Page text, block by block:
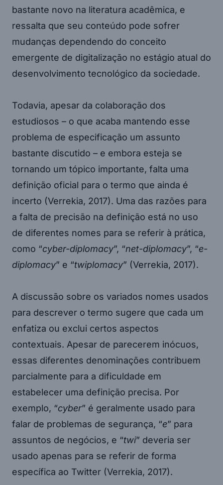
bastante novo na literatura acadêmica, e
ressalta que seu conteúdo pode sofrer
mudanças dependendo do conceito
emergente de digitalização no estágio atual do
desenvolvimento tecnológico da sociedade.
Todavia, apesar da colaboração dos
estudiosos – o que acaba mantendo esse
problema de especificação um assunto
bastante discutido – e embora esteja se
tornando um tópico importante, falta uma
definição oficial para o termo que ainda é
incerto (Verrekia, 2017). Uma das razões para
a falta de precisão na definição está no uso
de diferentes nomes para se referir à prática,
como “cyber-diplomacy”, “net-diplomacy”, “e-
diplomacy” e “twiplomacy” (Verrekia, 2017).
A discussão sobre os variados nomes usados
para descrever o termo sugere que cada um
enfatiza ou exclui certos aspectos
contextuais. Apesar de parecerem inócuos,
essas diferentes denominações contribuem
parcialmente para a dificuldade em
estabelecer uma definição precisa. Por
exemplo, “cyber” é geralmente usado para
falar de problemas de segurança, “e” para
assuntos de negócios, e “twi” deveria ser
usado apenas para se referir de forma
específica ao Twitter (Verrekia, 2017).